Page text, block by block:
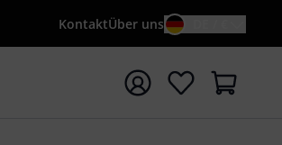
KontaktÜber uns
starten